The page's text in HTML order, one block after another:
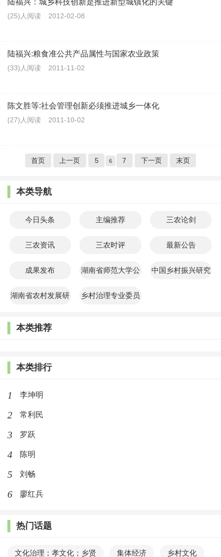
陆福兴：城乡科技创新是推进新型城镇化的关键
(25)人阅读 2012-02-08
陆福兴:粮食准公共产品属性与国家农业政策
(33)人阅读 2011-11-02
陈文胜等:社会管理创新必须推进城乡一体化
(27)人阅读 2011-10-02
首页 上一页 5 6 7 下一页 末页
本类导航
今日头条 主编推荐 三农论剑
三农资讯 三农时评 最新公告
成果发布 湖南省师范大学公 中国乡村振兴研究
湖南省农村发展研
乡村治理专业委员
本类推荐
本类排行
1 李坤明
2 常利民
3 罗跃
4 陈明
5 刘畅
6 廖红兵
热门话题
文化治理；孝文化；乡贤 集体经济 乡村文化